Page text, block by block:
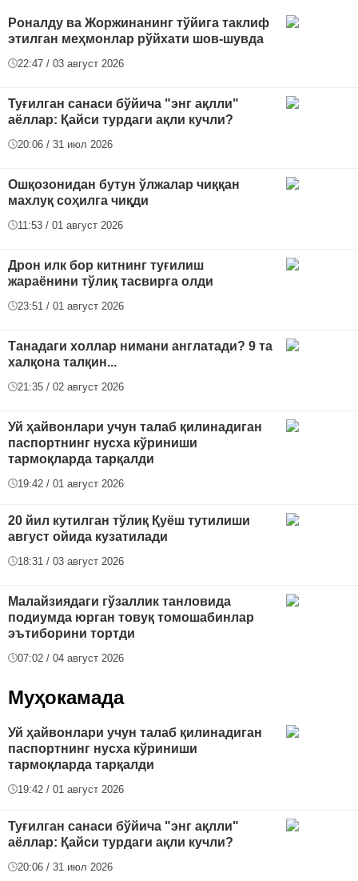
Роналду ва Жоржинанинг тўйига таклиф
этилган меҳмонлар рўйхати шов-шувда
22:47 / 03 август 2026
Туғилган санаси бўйича "энг ақлли"
аёллар: Қайси турдаги ақли кучли?
20:06 / 31 июл 2026
Ошқозонидан бутун ўлжалар чиққан
махлуқ соҳилга чиқди
11:53 / 01 август 2026
Дрон илк бор китнинг туғилиш
жараёнини тўлиқ тасвирга олди
23:51 / 01 август 2026
Танадаги холлар нимани англатади? 9 та
халқона талқин...
21:35 / 02 август 2026
Уй ҳайвонлари учун талаб қилинадиган
паспортнинг нусха кўриниши
тармоқларда тарқалди
19:42 / 01 август 2026
20 йил кутилган тўлиқ Қуёш тутилиши
август ойида кузатилади
18:31 / 03 август 2026
Малайзиядаги гўзаллик танловида
подиумда юрган товуқ томошабинлар
эътиборини тортди
07:02 / 04 август 2026
Муҳокамада
Уй ҳайвонлари учун талаб қилинадиган
паспортнинг нусха кўриниши
тармоқларда тарқалди
19:42 / 01 август 2026
Туғилган санаси бўйича "энг ақлли"
аёллар: Қайси турдаги ақли кучли?
20:06 / 31 июл 2026